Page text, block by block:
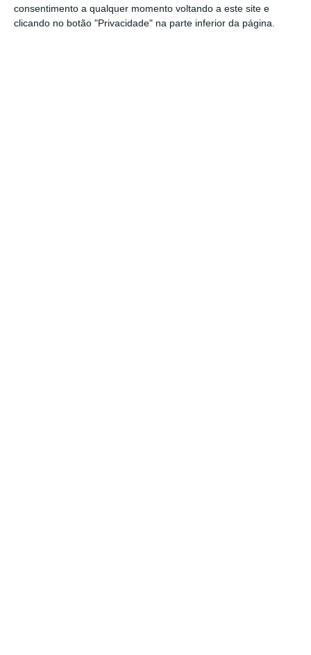
consentimento a qualquer momento voltando a este site e
clicando no botão "Privacidade" na parte inferior da página.
A operação permite aos CTT controlar toda a